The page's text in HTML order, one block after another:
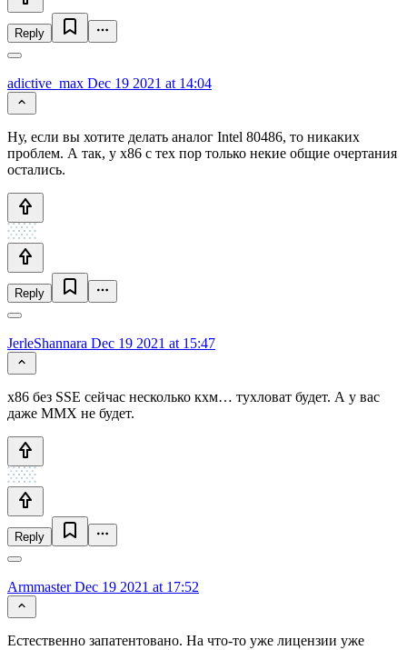
Reply
adictive_max Dec 19 2021 at 14:04
Ну, если вы хотите делать аналог Intel 80486, то никаких
проблем. А так, у x86 с тех пор только некие общие очертания
остались.
Reply
JerleShannara Dec 19 2021 at 15:47
x86 без SSE сейчас несколько кхм… тухловат будет. А у вас
даже MMX не будет.
Reply
ArmmasterDec 19 2021 at 17:52
Естественно запатентовано. На что-то уже лицензии уже